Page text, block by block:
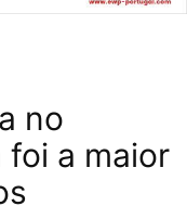
no
foi a maior